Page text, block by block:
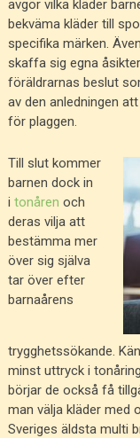
avgör vilka kläder
bekväma kläder till
specifika märken.
skaffa sig egna
föräldrarnas beslut
av den anledningen
för plaggen.
Till slut kommer
barnen dock in
i tonåren och
deras vilja att
bestämma mer
över sig själva
tar över efter
barnaårens
trygghetssökande.
minst uttryck i
börjar de också få
man välja kläder med
Sveriges äldsta multi